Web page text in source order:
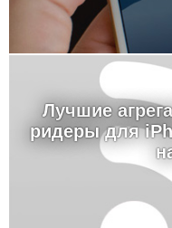
Лучшие
ридеры для